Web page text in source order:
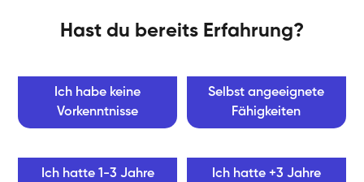
Hast du bereits Erfahrung?
Ich habe keine
Vorkenntnisse
Selbst angeeignete
Fähigkeiten
Ich hatte 1-3 Jahre
Ich hatte +3 Jahre